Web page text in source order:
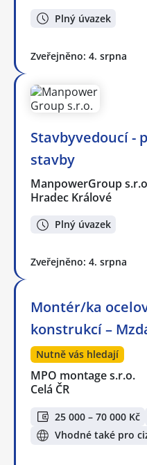
Plný úvazek
Zveřejněno: 4. srpna
Stavbyvedoucí -
stavby
ManpowerGroup
Hradec Králové
Plný úvazek
Zveřejněno: 4. srpna
Montér/ka
konstrukcí –
Nutně vás hledají
MPO montage s.r.o.
Celá ČR
25 000 – 70 000 Kč
Vhodné také pro